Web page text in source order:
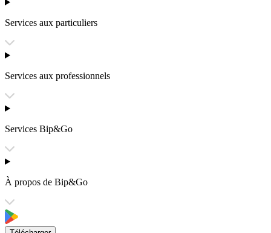
Services aux particuliers
Services aux professionnels
Services Bip&Go
À propos de Bip&Go